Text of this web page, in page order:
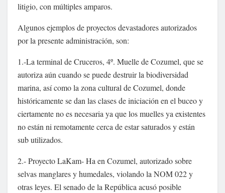
litigio, con múltiples amparos.
Algunos ejemplos de proyectos devastadores autorizados
por la presente administración, son:
1.-La terminal de Cruceros, 4º. Muelle de Cozumel, que se
autoriza aún cuando se puede destruir la biodiversidad
marina, así como la zona cultural de Cozumel, donde
históricamente se dan las clases de iniciación en el buceo y
ciertamente no es necesaria ya que los muelles ya existentes
no están ni remotamente cerca de estar saturados y están
sub utilizados.
2.- Proyecto LaKam- Ha en Cozumel, autorizado sobre
selvas manglares y humedales, violando la NOM 022 y
otras leyes. El senado de la República acusó posible